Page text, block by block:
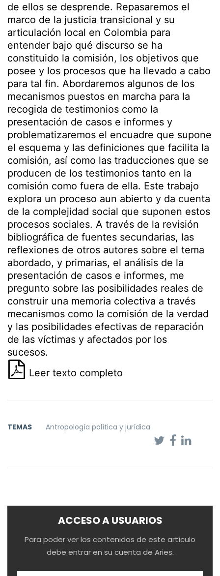
de ellos se desprende. Repasaremos el
marco de la justicia transicional y su
articulación local en Colombia para
entender bajo qué discurso se ha
constituido la comisión, los objetivos que
posee y los procesos que ha llevado a cabo
para tal fin. Abordaremos algunos de los
mecanismos puestos en marcha para la
recogida de testimonios como la
presentación de casos e informes y
problematizaremos el encuadre que supone
el esquema y las definiciones que facilita la
comisión, así como las traducciones que se
producen de los testimonios tanto en la
comisión como fuera de ella. Este trabajo
explora un proceso aun abierto y da cuenta
de la complejidad social que suponen estos
procesos sociales. A través de la revisión
bibliográfica de fuentes secundarias, las
reflexiones de otros autores sobre el tema
abordado, y primarias, el análisis de la
presentación de casos e informes, me
pregunto sobre las posibilidades reales de
construir una memoria colectiva a través
mecanismos como la comisión de la verdad
y las posibilidades efectivas de reparación
de las víctimas y afectados por los
sucesos.
Leer texto completo
TEMAS Antropología política y jurídica
ACCESO A USUARIOS
Para poder ver los contenidos de este artículo
debe entrar en su cuenta de Aries.